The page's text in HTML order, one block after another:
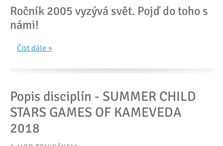
Ročník 2005 vyzývá svět. Pojď do toho s
námi!
Číst dále »
Popis disciplín - SUMMER CHILD
STARS GAMES OF KAMEVEDA
2018